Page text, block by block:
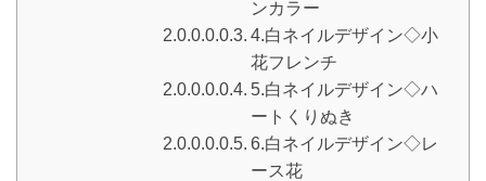
ンカラー
4.白ネイルデザイン◇小
花フレンチ
5.白ネイルデザイン◇ハ
ートくりぬき
6.白ネイルデザイン◇レ
ース花